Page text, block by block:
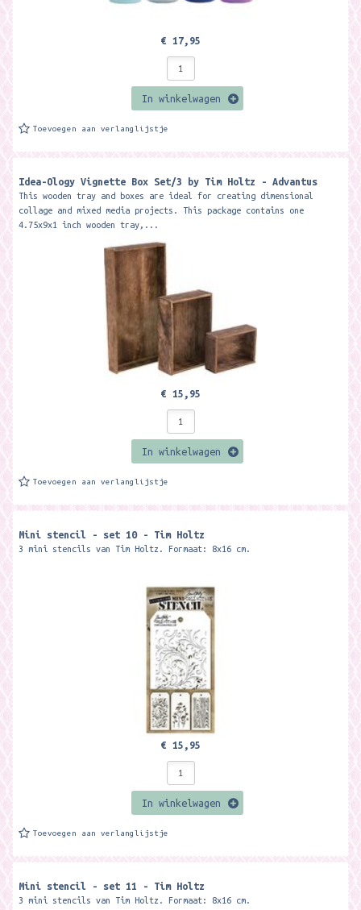
€ 17,95
In winkelwagen
Toevoegen aan verlanglijstje
Idea-Ology Vignette Box Set/3 by Tim Holtz - Advantus
This wooden tray and boxes are ideal for creating dimensional
collage and mixed media projects. This package contains one
4.75x9x1 inch wooden tray,...
€ 15,95
In winkelwagen
Toevoegen aan verlanglijstje
Mini stencil - set 10 - Tim Holtz
3 mini stencils van Tim Holtz. Formaat: 8x16 cm.
€ 15,95
In winkelwagen
Toevoegen aan verlanglijstje
Mini stencil - set 11 - Tim Holtz
3 mini stencils van Tim Holtz. Formaat: 8x16 cm.